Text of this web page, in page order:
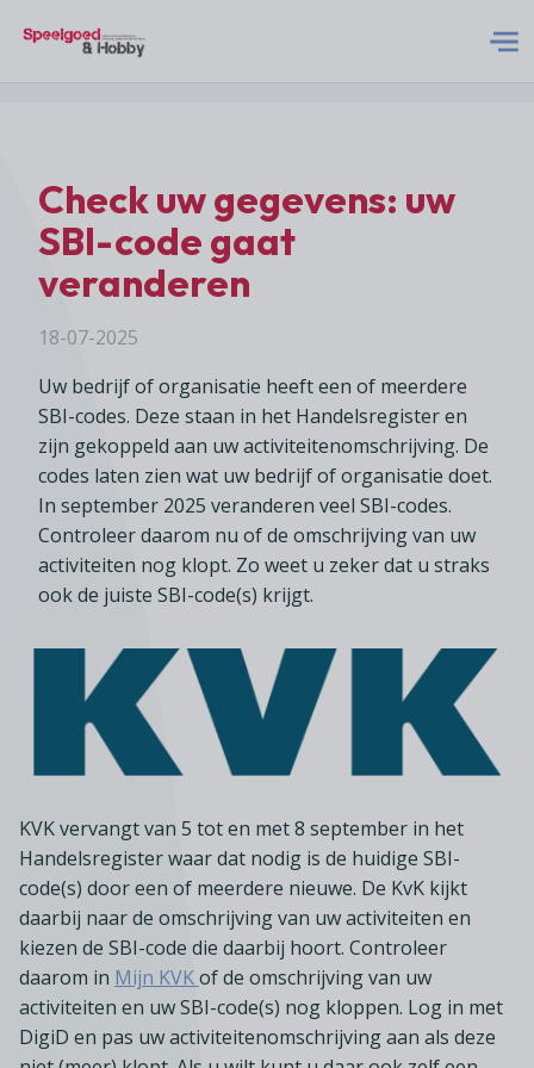
Nieuws
Abonneren
Acties
Contact
Check uw gegevens: uw
SBI-code gaat
veranderen
18-07-2025
Uw bedrijf of organisatie heeft een of meerdere
SBI-codes. Deze staan in het Handelsregister en
zijn gekoppeld aan uw activiteitenomschrijving. De
codes laten zien wat uw bedrijf of organisatie doet.
In september 2025 veranderen veel SBI-codes.
Controleer daarom nu of de omschrijving van uw
activiteiten nog klopt. Zo weet u zeker dat u straks
ook de juiste SBI-code(s) krijgt.
KVK vervangt van 5 tot en met 8 september in het
Handelsregister waar dat nodig is de huidige SBI-
code(s) door een of meerdere nieuwe. De KvK kijkt
daarbij naar de omschrijving van uw activiteiten en
kiezen de SBI-code die daarbij hoort. Controleer
daarom in Mijn KVKof de omschrijving van uw
activiteiten en uw SBI-code(s) nog kloppen. Log in met
DigiD en pas uw activiteitenomschrijving aan als deze